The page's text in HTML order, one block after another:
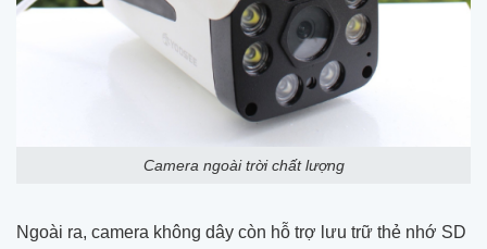
Camera ngoài trời chất lượng
Ngoài ra, camera không dây còn hỗ trợ lưu trữ thẻ nhớ SD